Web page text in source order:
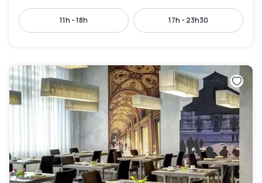
11h - 18h 17h - 23h30